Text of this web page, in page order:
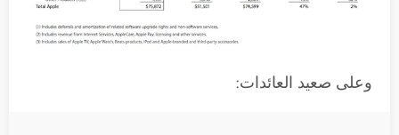
وعلى صعيد العائدات: